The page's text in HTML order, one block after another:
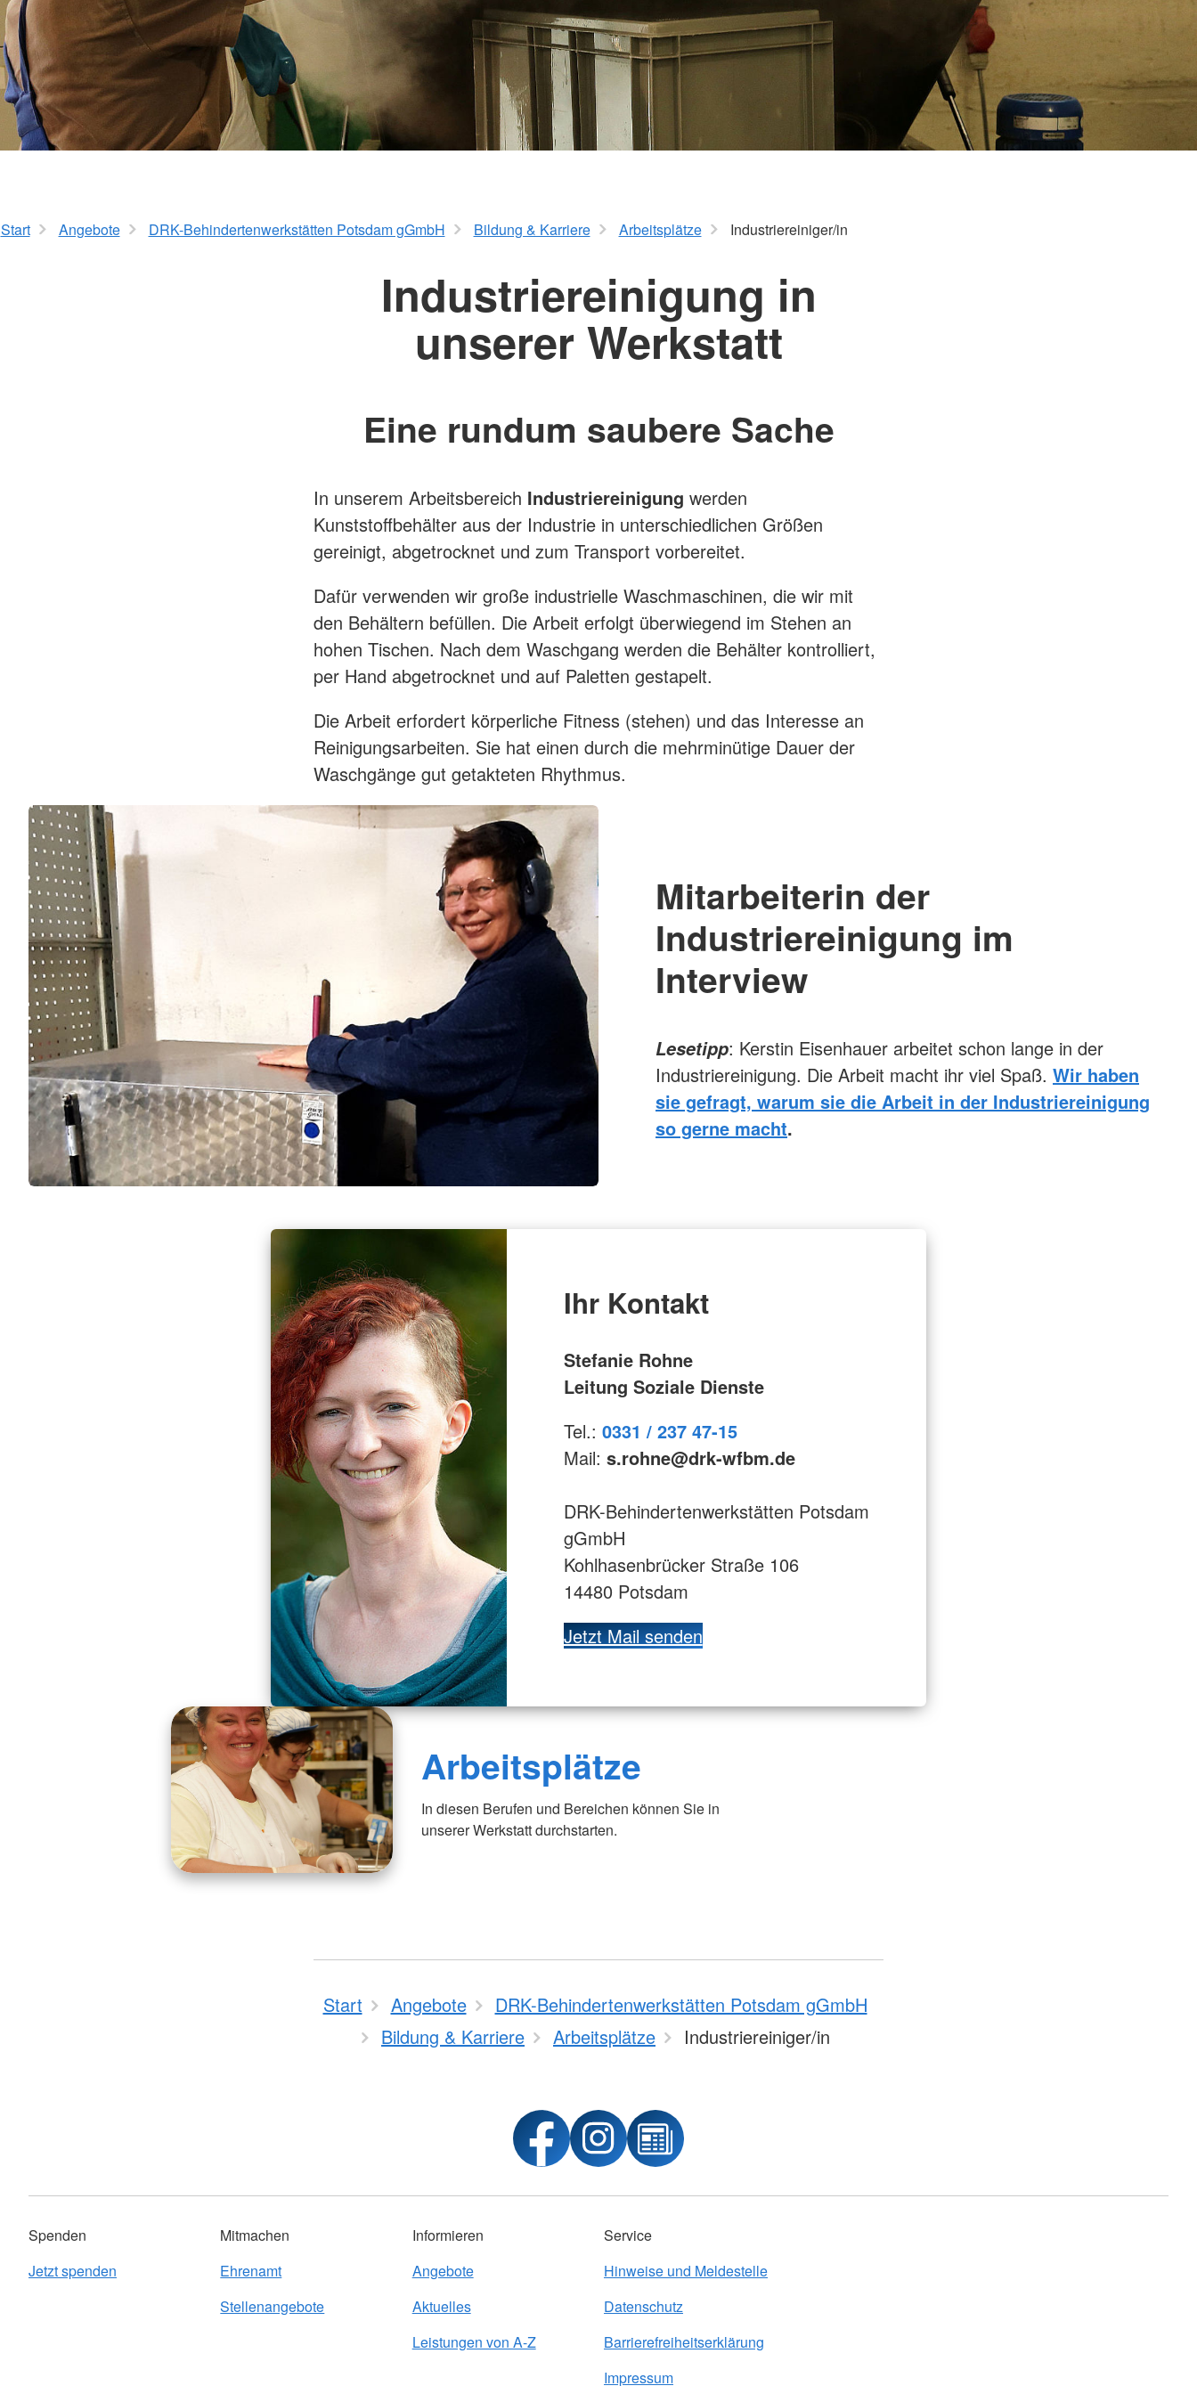
Start Angebote DRK-Behindertenwerkstätten Potsdam gGmbH Bildung & Karriere Arbeitsplätze Industriereiniger/in
Industriereinigung in
unserer Werkstatt
Eine rundum saubere Sache
In unserem Arbeitsbereich Industriereinigung werden
Kunststoffbehälter aus der Industrie in unterschiedlichen Größen
gereinigt, abgetrocknet und zum Transport vorbereitet.
Dafür verwenden wir große industrielle Waschmaschinen, die wir mit
den Behältern befüllen. Die Arbeit erfolgt überwiegend im Stehen an
hohen Tischen. Nach dem Waschgang werden die Behälter kontrolliert,
per Hand abgetrocknet und auf Paletten gestapelt.
Die Arbeit erfordert körperliche Fitness (stehen) und das Interesse an
Reinigungsarbeiten. Sie hat einen durch die mehrminütige Dauer der
Waschgänge gut getakteten Rhythmus.
Mitarbeiterin der
Industriereinigung im
Interview
Lesetipp: Kerstin Eisenhauer arbeitet schon lange in der
Industriereinigung. Die Arbeit macht ihr viel Spaß. Wir haben
sie gefragt, warum sie die Arbeit in der Industriereinigung
so gerne macht.
Ihr Kontakt
Stefanie Rohne
Leitung Soziale Dienste
Tel.: 0331 / 237 47-15
Mail: s.rohne@drk-wfbm.de
DRK-Behindertenwerkstätten Potsdam
gGmbH
Kohlhasenbrücker Straße 106
14480 Potsdam
Jetzt Mail senden
Arbeitsplätze
In diesen Berufen und Bereichen können Sie in
unserer Werkstatt durchstarten.
Start Angebote
DRK-Behindertenwerkstätten Potsdam gGmbH
Bildung & Karriere
Arbeitsplätze Industriereiniger/in
Spenden
Jetzt spenden
Mitmachen
Ehrenamt
Stellenangebote
Informieren
Angebote
Aktuelles
Leistungen von A-Z
Service
Hinweise und Meldestelle
Datenschutz
Barrierefreiheitserklärung
Impressum